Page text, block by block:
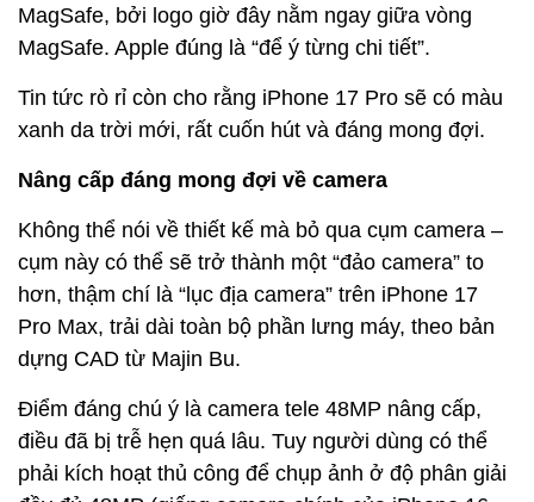
MagSafe, bởi logo giờ đây nằm ngay giữa vòng
MagSafe. Apple đúng là “để ý từng chi tiết”.
Tin tức rò rỉ còn cho rằng iPhone 17 Pro sẽ có màu
xanh da trời mới, rất cuốn hút và đáng mong đợi.
Nâng cấp đáng mong đợi về camera
Không thể nói về thiết kế mà bỏ qua cụm camera –
cụm này có thể sẽ trở thành một “đảo camera” to
hơn, thậm chí là “lục địa camera” trên iPhone 17
Pro Max, trải dài toàn bộ phần lưng máy, theo bản
dựng CAD từ Majin Bu.
Điểm đáng chú ý là camera tele 48MP nâng cấp,
điều đã bị trễ hẹn quá lâu. Tuy người dùng có thể
phải kích hoạt thủ công để chụp ảnh ở độ phân giải